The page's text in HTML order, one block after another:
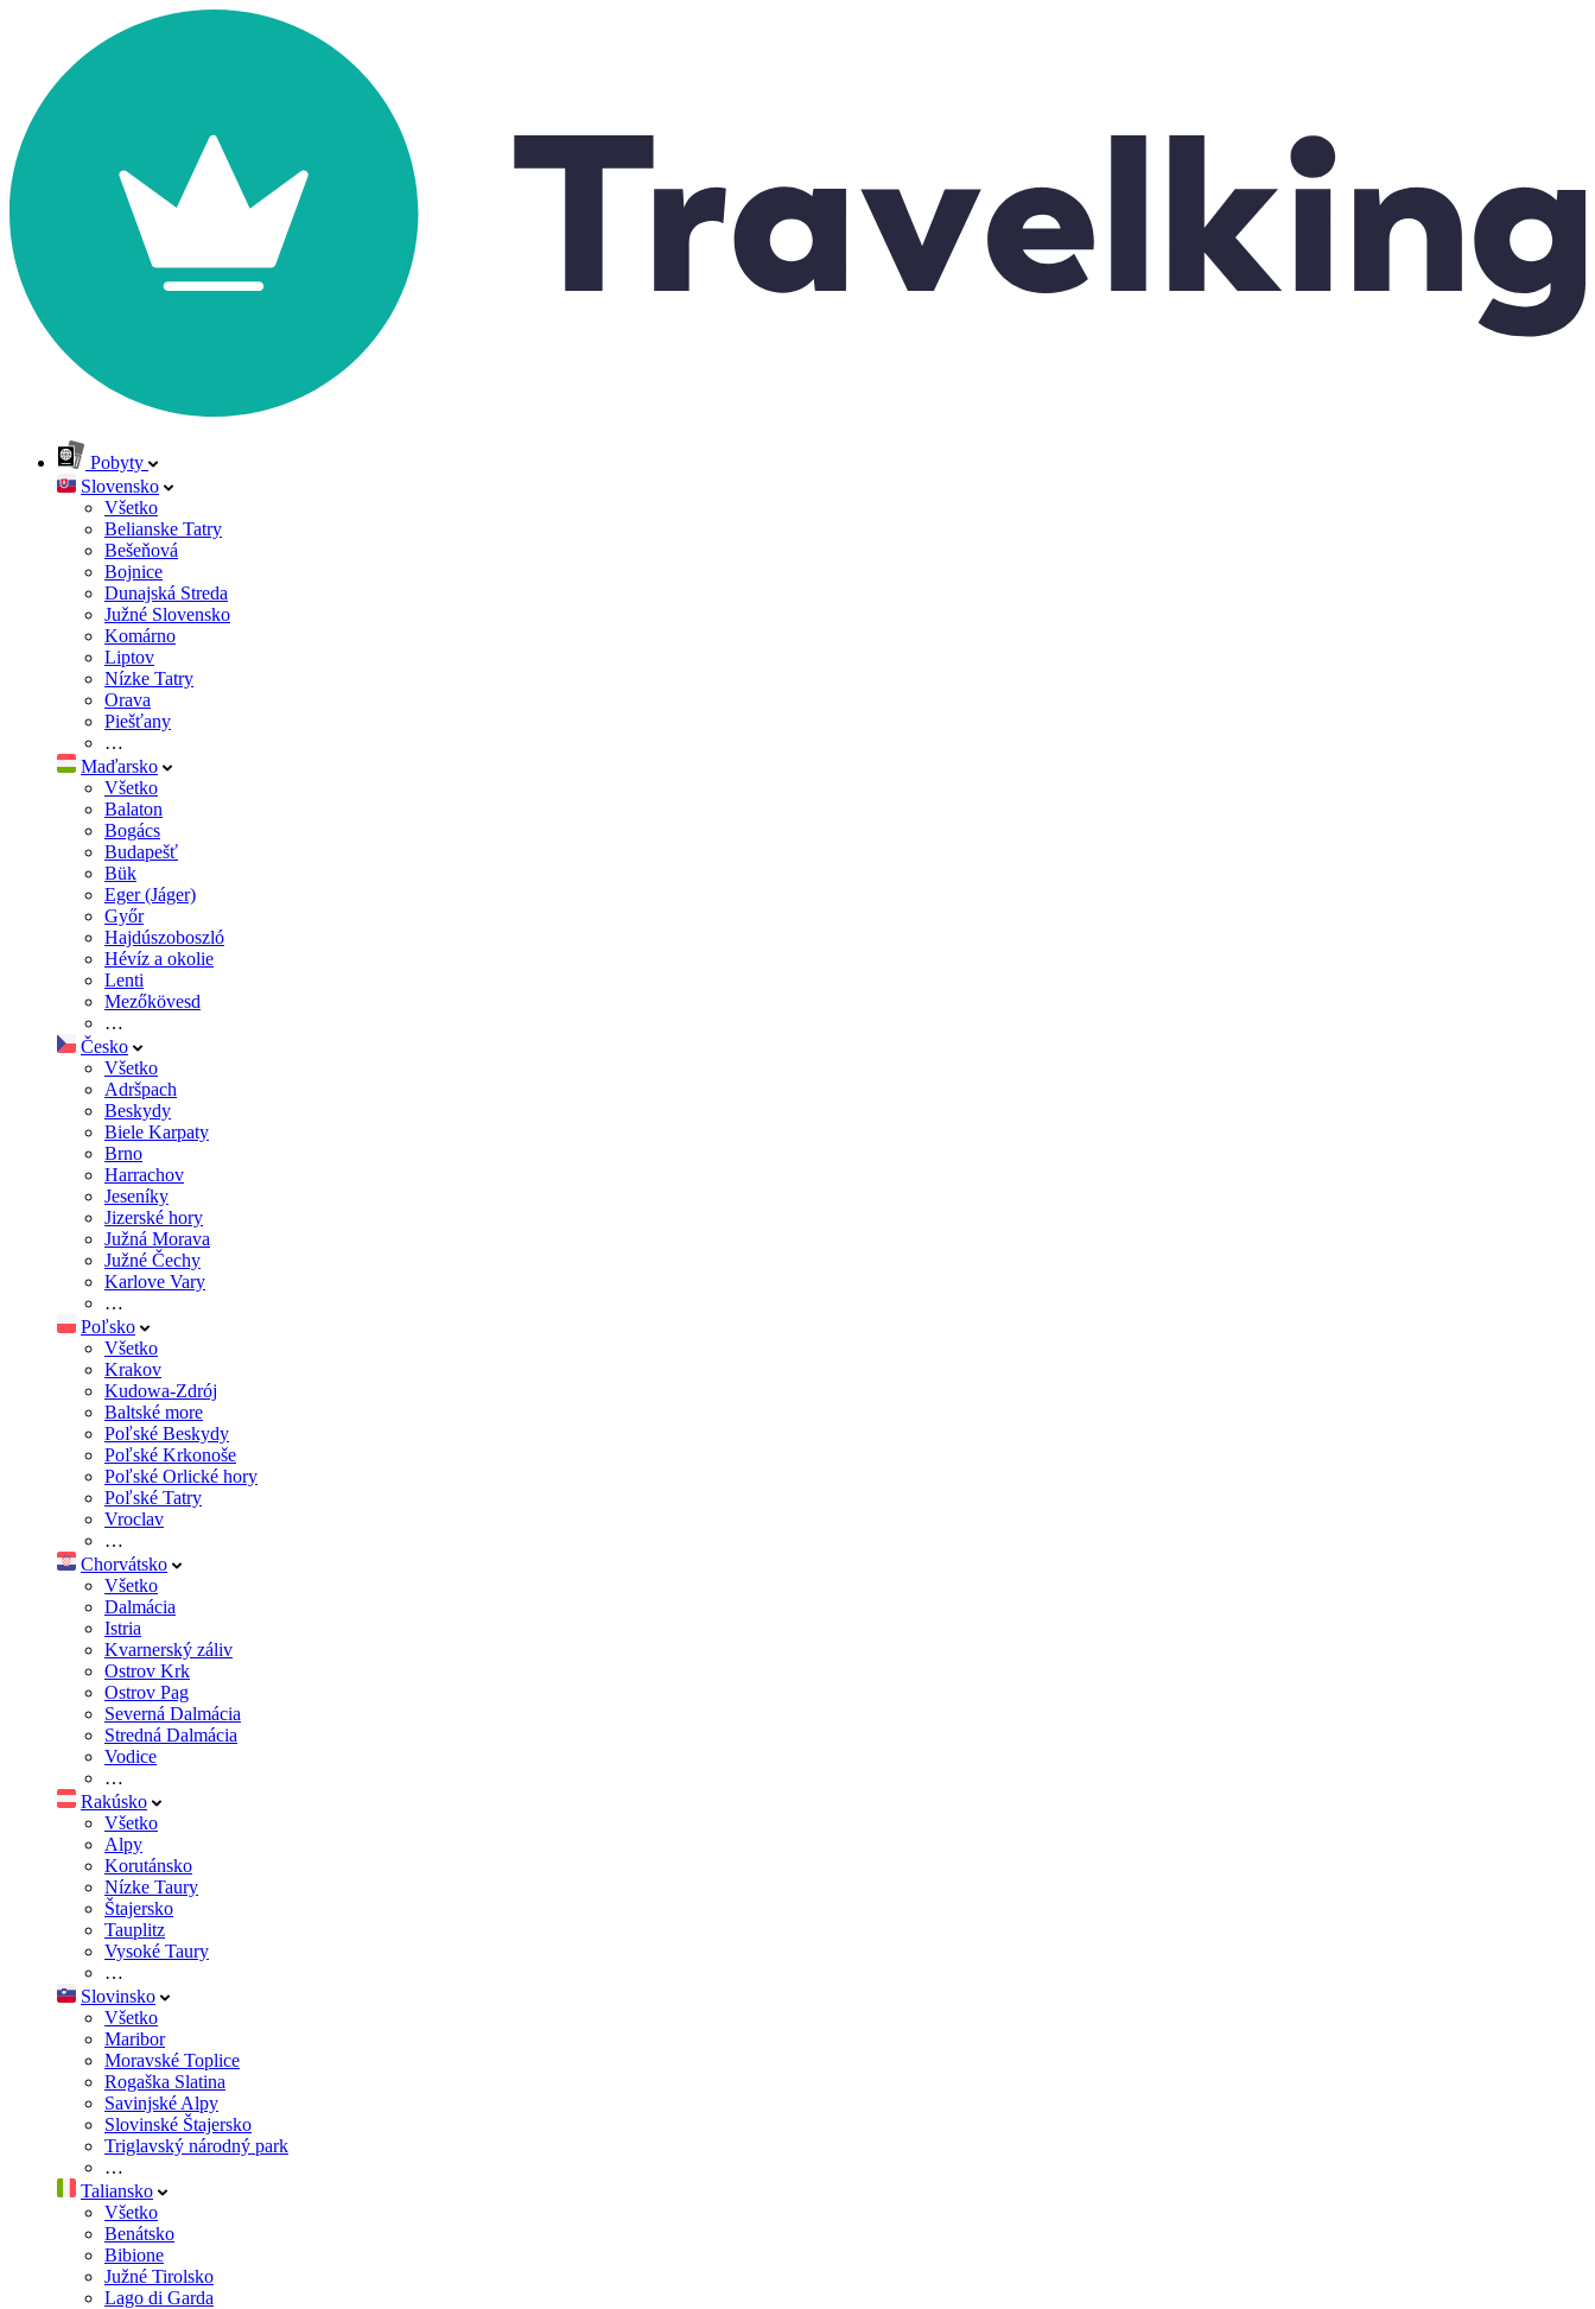
Pobyty
Slovensko
Všetko
Belianske Tatry
Bešeňová
Bojnice
Dunajská Streda
Južné Slovensko
Komárno
Liptov
Nízke Tatry
Orava
Piešťany
…
Maďarsko
Všetko
Balaton
Bogács
Budapešť
Bük
Eger (Jáger)
Győr
Hajdúszoboszló
Hévíz a okolie
Lenti
Mezőkövesd
…
Česko
Všetko
Adršpach
Beskydy
Biele Karpaty
Brno
Harrachov
Jeseníky
Jizerské hory
Južná Morava
Južné Čechy
Karlove Vary
…
Poľsko
Všetko
Krakov
Kudowa-Zdrój
Baltské more
Poľské Beskydy
Poľské Krkonoše
Poľské Orlické hory
Poľské Tatry
Vroclav
…
Chorvátsko
Všetko
Dalmácia
Istria
Kvarnerský záliv
Ostrov Krk
Ostrov Pag
Severná Dalmácia
Stredná Dalmácia
Vodice
…
Rakúsko
Všetko
Alpy
Korutánsko
Nízke Taury
Štajersko
Tauplitz
Vysoké Taury
…
Slovinsko
Všetko
Maribor
Moravské Toplice
Rogaška Slatina
Savinjské Alpy
Slovinské Štajersko
Triglavský národný park
…
Taliansko
Všetko
Benátsko
Bibione
Južné Tirolsko
Lago di Garda